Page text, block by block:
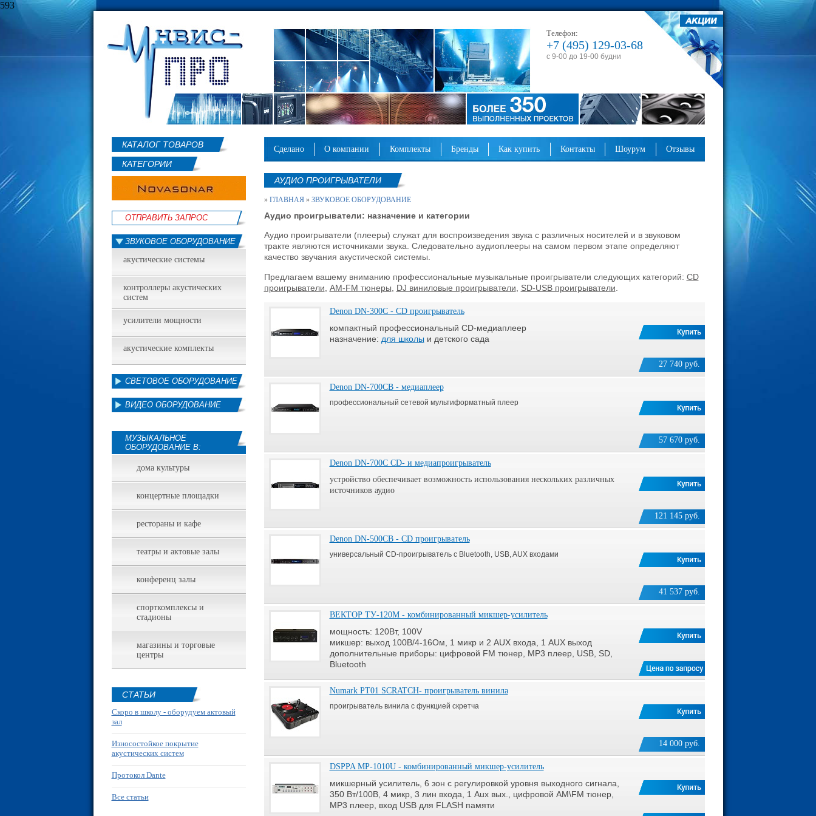
593
Телефон:
+7 (495) 129-03-68
с 9-00 до 19-00 будни
КАТАЛОГ ТОВАРОВ
КАТЕГОРИИ
ОТПРАВИТЬ ЗАПРОС
ЗВУКОВОЕ ОБОРУДОВАНИЕ
акустические системы
контроллеры акустических
систем
усилители мощности
акустические комплекты
СВЕТОВОЕ ОБОРУДОВАНИЕ
ВИДЕО ОБОРУДОВАНИЕ
МУЗЫКАЛЬНОЕ
ОБОРУДОВАНИЕ В:
дома культуры
концертные площадки
рестораны и кафе
театры и актовые залы
конференц залы
спорткомплексы и
стадионы
магазины и торговые
центры
СТАТЬИ
Скоро в школу - оборудуем актовый
зал
Износостойкое покрытие
акустических систем
Протокол Dante
Все статьи
сделано о компании комплекты бренды как купить контакты шоурум отзывы
АУДИО ПРОИГРЫВАТЕЛИ
» ГЛАВНАЯ» ЗВУКОВОЕ ОБОРУДОВАНИЕ
Аудио проигрыватели: назначение и категории
Аудио проигрыватели (плееры) служат для воспроизведения звука с различных носителей и в звуковом
тракте являются источниками звука. Следовательно аудиоплееры на самом первом этапе определяют
качество звучания акустической системы.
Предлагаем вашему вниманию профессиональные музыкальные проигрыватели следующих категорий: CD
проигрыватели AM-FM тюнеры DJ виниловые проигрыватели SD-USB проигрыватели
Denon DN-300C - CD проигрыватель
компактный профессиональный CD-медиаплеер
назначение: для школыи детского сада
27 740 руб.
Denon DN-700CB - медиаплеер
профессиональный сетевой мультиформатный плеер
57 670 руб.
Denon DN-700C CD- и медиапроигрыватель
устройство обеспечивает возможность использования нескольких различных
источников аудио
121 145 руб.
Denon DN-500CB - CD проигрыватель
универсальный CD-проигрыватель с Bluetooth, USB, AUX входами
41 537 руб.
ВЕКТОР ТУ-120М - комбинированный микшер-усилитель
мощность: 120Вт, 100V
микшер: выход 100В/4-16Ом, 1 микр и 2 AUX входа, 1 AUX выход
дополнительные приборы: цифровой FM тюнер, MP3 плеер, USB, SD,
Bluetooth
Numark PT01 SCRATCH- проигрыватель винила
проигрыватель винила с функцией скретча
14 000 руб.
DSPPA MP-1010U - комбинированный микшер-усилитель
микшерный усилитель, 6 зон c регулировкой уровня выходного сигнала,
350 Вт/100В, 4 микр, 3 лин входа, 1 Aux вых., цифровой AM\FM тюнер,
MP3 плеер, вход USB для FLASH памяти